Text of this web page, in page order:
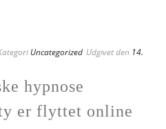
Uncategorized Udgivet den 14.
hypnose
er flyttet online